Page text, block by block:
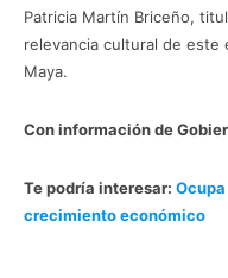
Patricia Martín Briceño,
relevancia cultural de este
Maya.
Con información de
Te podría interesar:
crecimiento económico